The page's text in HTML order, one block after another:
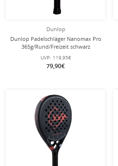
Dunlop
Dunlop Padelschläger Nanomax Pro
365g/Rund/Freizeit schwarz
UVP: 119,95€
79,90€